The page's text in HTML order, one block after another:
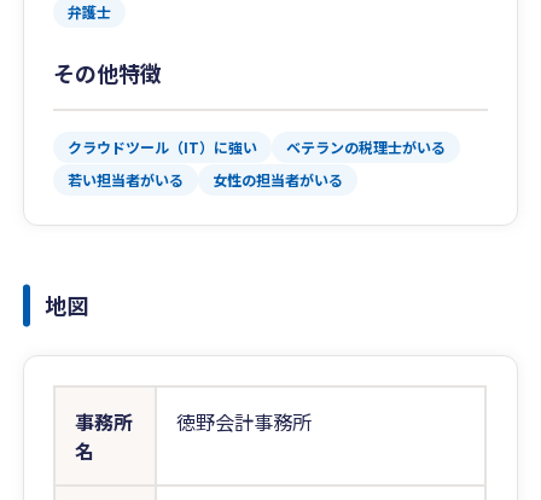
弁護士
その他特徴
クラウドツール（IT）に強い
ベテランの税理士がいる
若い担当者がいる
女性の担当者がいる
地図
事務所
名
徳野会計事務所